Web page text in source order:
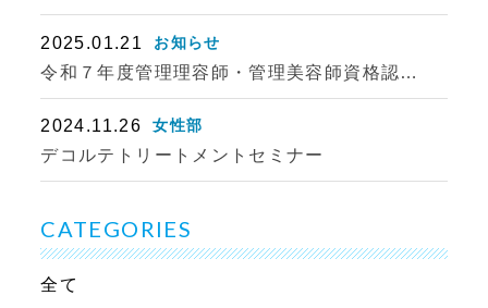
2025.01.21 お知らせ
令和７年度管理理容師・管理美容師資格認…
2024.11.26 女性部
デコルテトリートメントセミナー
CATEGORIES
全て